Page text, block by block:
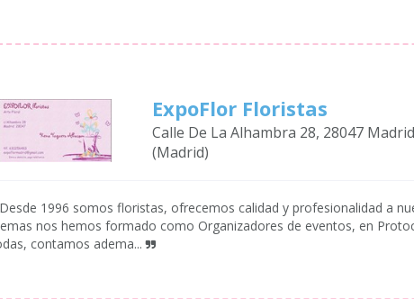
ExpoFlor Floristas
Calle De La Alhambra 28, 28047 Madrid
(Madrid)
Desde 1996 somos floristas, ofrecemos calidad y profesionalidad a
nos hemos formado como Organizadores de eventos, en
contamos adema...